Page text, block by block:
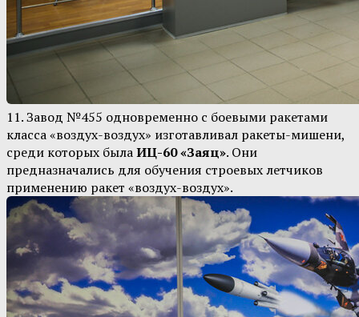
11. Завод №455 одновременно с боевыми ракетами
класса «воздух-воздух» изготавливал ракеты-мишени,
среди которых былаИЦ-60 «Заяц». Они
предназначались для обучения строевых летчиков
применению ракет «воздух-воздух».